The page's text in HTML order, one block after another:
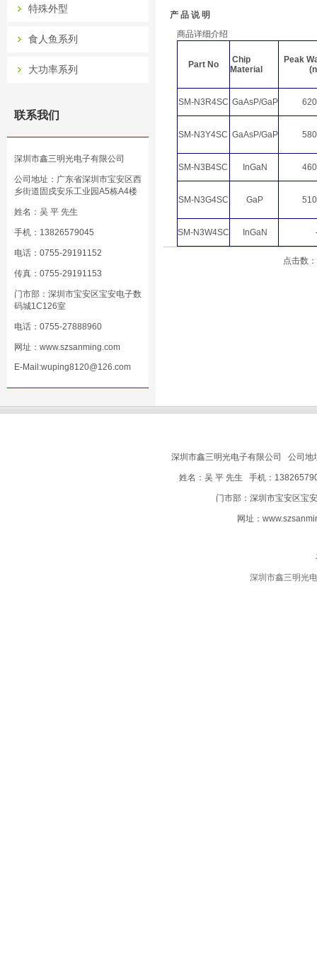
特殊外型
食人鱼系列
大功率系列
联系我们
深圳市鑫三明光电子有限公司
公司地址：广东省深圳市宝安区西
乡街道固戍安乐工业园A5栋A4楼
姓名：吴 平 先生
手机：13826579045
电话：0755-29191152
传真：0755-29191153
门市部：深圳市宝安区宝安电子数
码城1C126室
电话：0755-27888960
网址： www.szsanming.com
E-Mail:wuping8120@126.com
产 品 说 明
商品详细介绍
Part No
Chip
Material
Peak
SM-N3R4SC GaAsP/GaP
SM-N3Y4SC GaAsP/GaP
SM-N3B4SC InGaN
SM-N3G4SC GaP
SM-N3W4SC InGaN
点击数
深圳市鑫三明光电子有限公司 公司地
姓名：吴 平 先生 手机：
门市部：深圳市宝安区
网址：
深圳市鑫三明光